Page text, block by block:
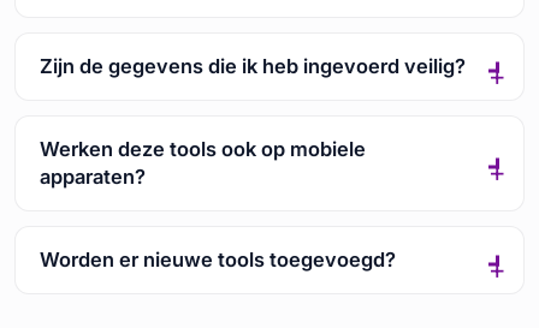
Zijn de gegevens die ik heb ingevoerd veilig?
Werken deze tools ook op mobiele
apparaten?
Worden er nieuwe tools toegevoegd?